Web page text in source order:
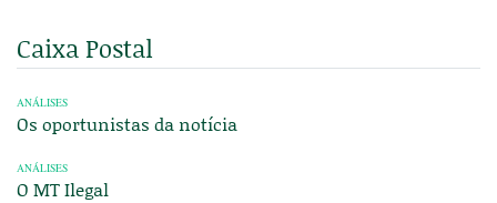
Caixa Postal
ANÁLISES
Os oportunistas da notícia
ANÁLISES
O MT Ilegal